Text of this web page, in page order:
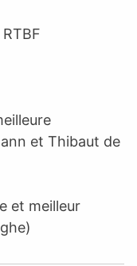
et Thibaut de
et meilleur